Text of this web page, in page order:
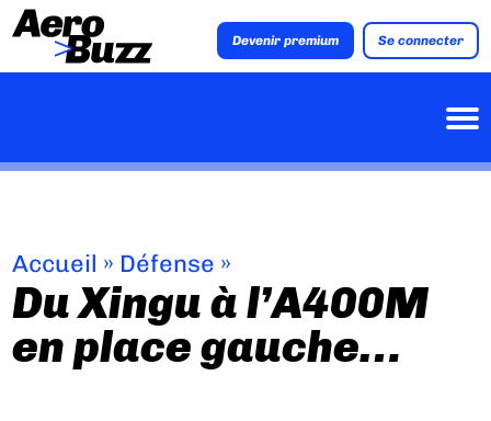
Devenir premium Se connecter
Accueil » Défense »
Du Xingu à l’A400M
en place gauche…